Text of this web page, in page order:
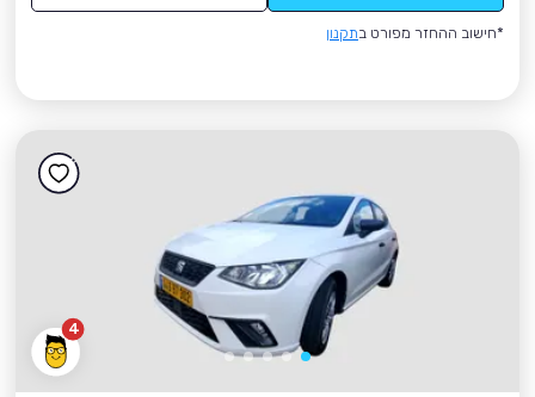
*חישוב ההחזר מפורט בתקנון
4